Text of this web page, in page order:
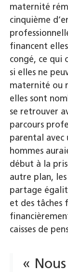
maternité
cinquième
financent
congé, ce qui
si elles ne
maternité ou
elles sont
se retrouver
parcours
parental avec
hommes
début à la
autre plan,
partage
et des tâches
caisses de
«